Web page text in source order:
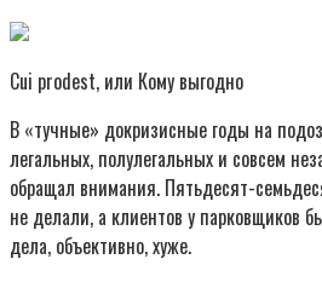
Cui prodest, или Кому выгодно
В «тучные» докризисные годы на
легальных, полулегальных и совсем
обращал внимания. Пятьдесят-
не делали, а клиентов у парковщиков
дела, объективно, хуже.